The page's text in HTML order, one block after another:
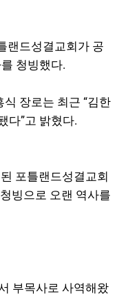
랜드성결교회가 공
청빙했다.
장로는 최근 “김한
다”고 밝혔다.
포틀랜드성결교회
빙으로 오랜 역사를
부목사로 사역해왔